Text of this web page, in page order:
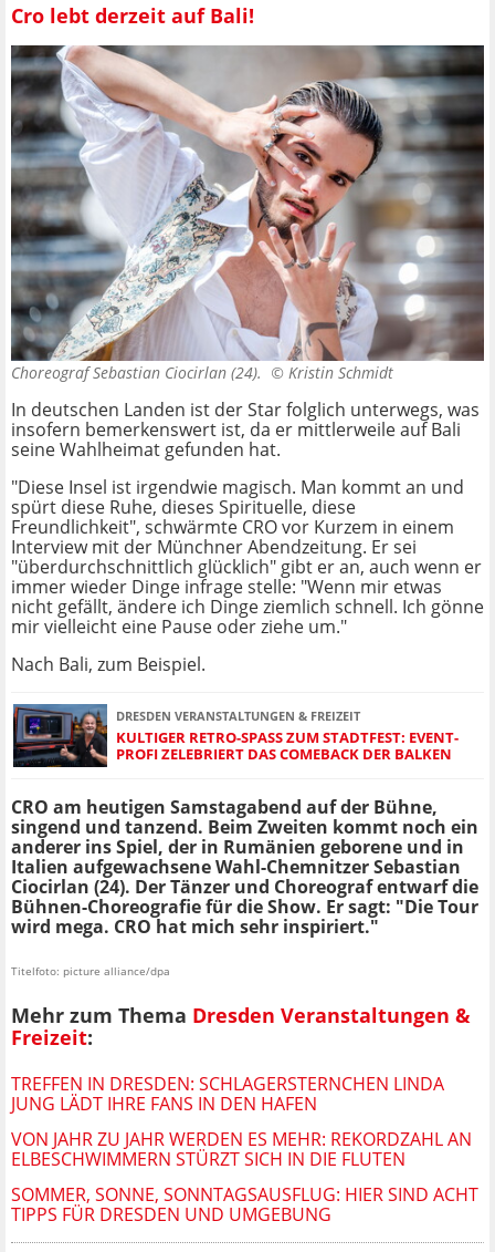
Cro lebt derzeit auf Bali!
Choreograf Sebastian Ciocirlan (24). © Kristin Schmidt
In deutschen Landen ist der Star folglich unterwegs, was
insofern bemerkenswert ist, da er mittlerweile auf Bali
seine Wahlheimat gefunden hat.
"Diese Insel ist irgendwie magisch. Man kommt an und
spürt diese Ruhe, dieses Spirituelle, diese
Freundlichkeit", schwärmte CRO vor Kurzem in einem
Interview mit der Münchner Abendzeitung. Er sei
"überdurchschnittlich glücklich" gibt er an, auch wenn er
immer wieder Dinge infrage stelle: "Wenn mir etwas
nicht gefällt, ändere ich Dinge ziemlich schnell. Ich gönne
mir vielleicht eine Pause oder ziehe um."
Nach Bali, zum Beispiel.
DRESDEN VERANSTALTUNGEN & FREIZEIT
KULTIGER RETRO-SPASS ZUM STADTFEST: EVENT-P
ROFI ZELEBRIERT DAS COMEBACK DER BALKEN
CRO am heutigen Samstagabend auf der Bühne,
singend und tanzend. Beim Zweiten kommt noch ein
anderer ins Spiel, der in Rumänien geborene und in
Italien aufgewachsene Wahl-Chemnitzer Sebastian
Ciocirlan (24). Der Tänzer und Choreograf entwarf die
Bühnen-Choreografie für die Show. Er sagt: "Die Tour
wird mega. CRO hat mich sehr inspiriert."
Titelfoto: picture alliance/dpa
Mehr zum Thema Dresden Veranstaltungen &
Freizeit:
TREFFEN IN DRESDEN: SCHLAGERSTERNCHEN LINDA
JUNG LÄDT IHRE FANS IN DEN HAFEN
VON JAHR ZU JAHR WERDEN ES MEHR: REKORDZAHL AN
ELBESCHWIMMERN STÜRZT SICH IN DIE FLUTEN
SOMMER, SONNE, SONNTAGSAUSFLUG: HIER SIND ACHT
TIPPS FÜR DRESDEN UND UMGEBUNG